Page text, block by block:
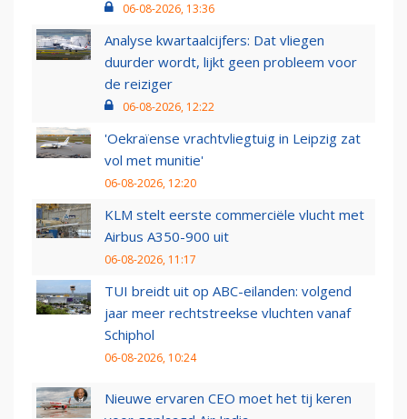
06-08-2026, 13:36
Analyse kwartaalcijfers: Dat vliegen
duurder wordt, lijkt geen probleem voor
de reiziger
06-08-2026, 12:22
'Oekraïense vrachtvliegtuig in Leipzig zat
vol met munitie'
06-08-2026, 12:20
KLM stelt eerste commerciële vlucht met
Airbus A350-900 uit
06-08-2026, 11:17
TUI breidt uit op ABC-eilanden: volgend
jaar meer rechtstreekse vluchten vanaf
Schiphol
06-08-2026, 10:24
Nieuwe ervaren CEO moet het tij keren